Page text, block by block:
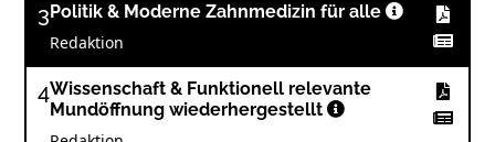
3 Politik & Moderne Zahnmedizin für alle
Redaktion
4Wissenschaft & Funktionell relevante
Mundöffnung wiederhergestellt